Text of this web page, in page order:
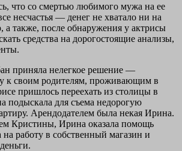
что со смертью любимого мужа на ее
несчастья — денег не хватало ни на
а также, после обнаружения у актрисы
средства на дорогостоящие анализы,
приняла нелегкое решение —
к своим родителям, проживающим в
пришлось переехать из столицы в
подыскала для съема недорогую
Арендодателем была некая Ирина.
Кристины, Ирина оказала помощь
работу в собственный магазин и